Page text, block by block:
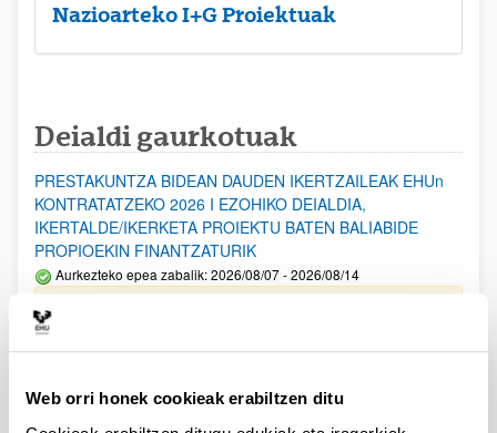
Web orri honek cookieak erabiltzen ditu
Nazioarteko I+G Proiektuak
Deialdi gaurkotuak
PRESTAKUNTZA BIDEAN DAUDEN IKERTZAILEAK EHUn
KONTRATATZEKO 2026 I EZOHIKO DEIALDIA,
IKERTALDE/IKERKETA PROIEKTU BATEN BALIABIDE
PROPIOEKIN FINANTZATURIK
Aurkezteko epea zabalik: 2026/08/07 - 2026/08/14
Izapide irekia